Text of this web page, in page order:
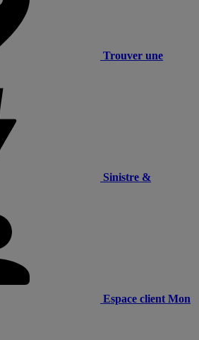
Trouver une
Sinistre &
Espace client Mon